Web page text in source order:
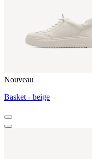
Nouveau
Basket - beige